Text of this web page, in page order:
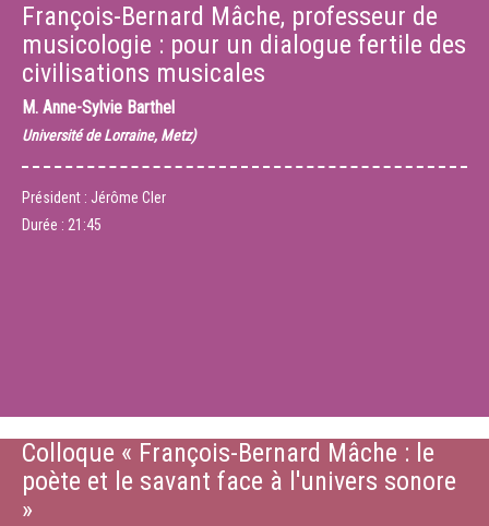
François-Bernard Mâche, professeur de
musicologie : pour un dialogue fertile des
civilisations musicales
M. Anne-Sylvie Barthel
Université de Lorraine, Metz)
Président : Jérôme Cler
Durée : 21:45
Colloque « François-Bernard Mâche : le
poète et le savant face à l'univers sonore
»